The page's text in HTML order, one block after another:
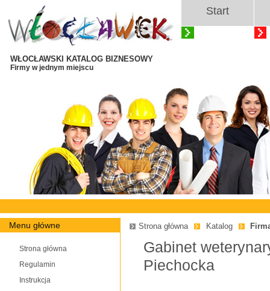
WŁOCŁAWSKI KATALOG BIZNESOWY
Firmy w jednym miejscu
Start
Menu główne
Strona główna
Regulamin
Instrukcja
Strona główna Katalog
Gabinet
Piechocka